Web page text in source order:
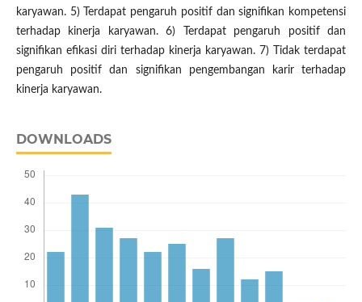
karyawan. 5) Terdapat pengaruh positif dan signifikan kompetensi
terhadap kinerja karyawan. 6) Terdapat pengaruh positif dan
signifikan efikasi diri terhadap kinerja karyawan. 7) Tidak terdapat
pengaruh positif dan signifikan pengembangan karir terhadap
kinerja karyawan.
DOWNLOADS